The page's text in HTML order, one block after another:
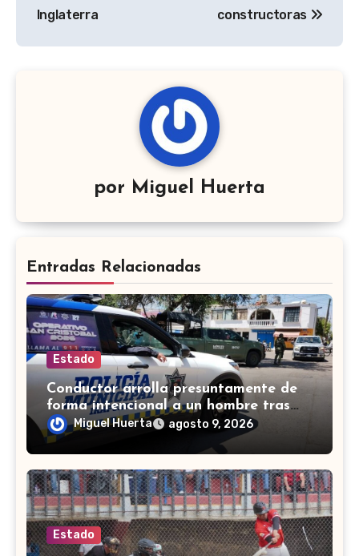
Inglaterra constructoras
por Miguel Huerta
Entradas Relacionadas
Estado
Conductor arrolla presuntamente de
forma intencional a un hombre tras
una riña en Celaya
Miguel Huerta agosto 9, 2026
Estado